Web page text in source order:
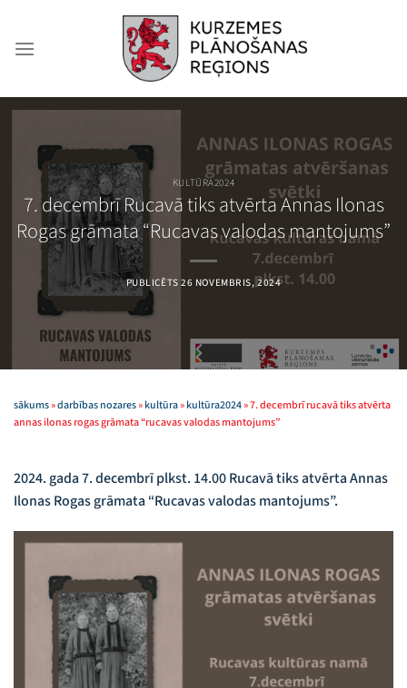
content
KULTŪRA2024
7. decembrī Rucavā tiks atvērta Annas Ilonas
Rogas grāmata “Rucavas valodas mantojums”
PUBLICĒTS26 NOVEMBRIS, 2024
sākums»darbības nozares»kultūra»kultūra2024»7. decembrī rucavā tiks atvērta
annas ilonas rogas grāmata “rucavas valodas mantojums”
2024. gada 7. decembrī plkst. 14.00 Rucavā tiks atvērta Annas
Ilonas Rogas grāmata “Rucavas valodas mantojums”.